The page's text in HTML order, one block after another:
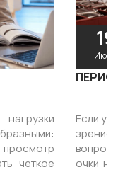
четкое
19
Июня
Если у
очки